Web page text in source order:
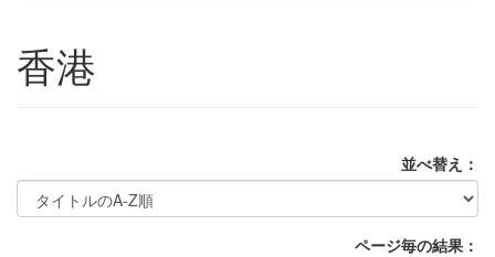
香港
並べ替え：
ページ毎の結果：